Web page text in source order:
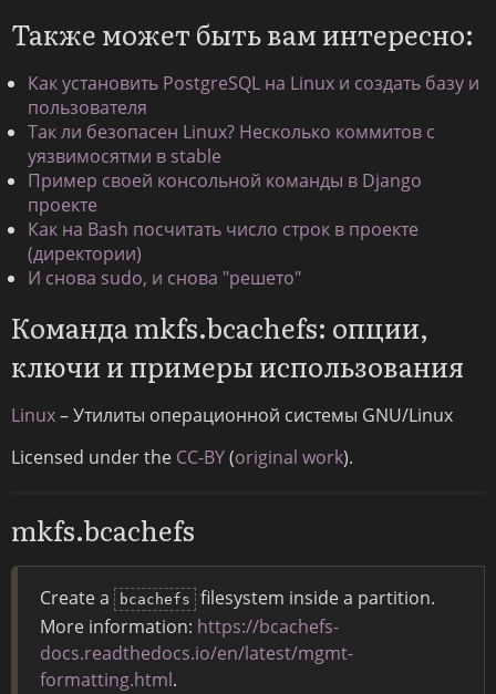
Также может быть вам интересно:
Как установить PostgreSQL на Linux и создать базу и
пользователя
Так ли безопасен Linux? Несколько коммитов с
уязвимосятми в stable
Пример своей консольной команды в Django
проекте
Как на Bash посчитать число строк в проекте
(директории)
И снова sudo, и снова "решето"
Команда mkfs.bcachefs: опции,
ключи и примеры использования
Linux– Утилиты операционной системы GNU/Linux
Licensed under the CC-BY(original work).
mkfs.bcachefs
Create a bcachefs
filesystem inside a partition.
More information: https://bcachefs-
docs.readthedocs.io/en/latest/mgmt-
formatting.html.